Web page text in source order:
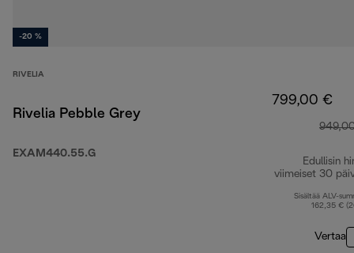
-20 %
RIVELIA
Rivelia Pebble Grey
EXAM440.55.G
799,00 €
Edullisin
viimeiset 30
Sisältää ALV-
162,35 €
Vertaa